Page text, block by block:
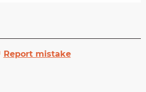
Report mistake